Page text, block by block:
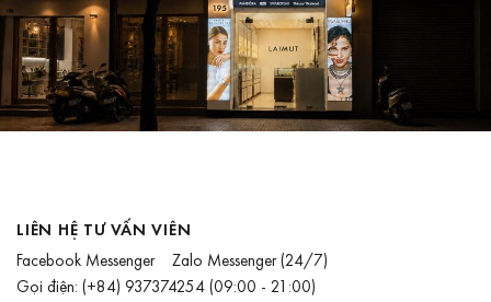
LIÊN HỆ TƯ VẤN VIÊN
Facebook Messenger Zalo Messenger(24/7)
Gọi điện: (+84) 937374254(09:00 - 21:00)